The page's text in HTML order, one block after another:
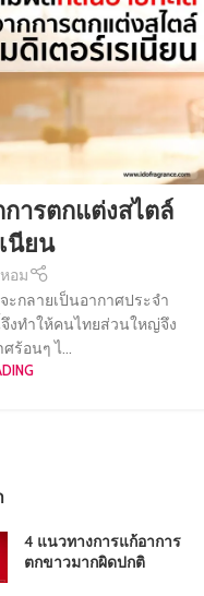
ารตกแต่งสไตล์
นียน
อม
กลายเป็นอากาศประจำ
งทำให้คนไทยส่วนใหญ่จึง
ร้อนๆ ไ...
4 แนวทางการแก้อาการ
ตกขาวมากผิดปกติ